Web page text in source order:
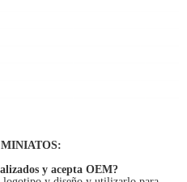
MINIATOS:
y acepta OEM?